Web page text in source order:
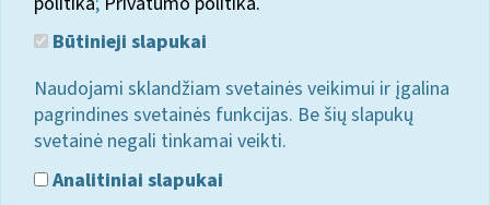
Būtinieji slapukai
Naudojami sklandžiam svetainės veikimui ir įgalina
pagrindines svetainės funkcijas. Be šių slapukų
svetainė negali tinkamai veikti.
Analitiniai slapukai